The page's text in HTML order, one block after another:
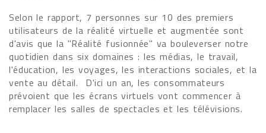
Selon le rapport, 7 personnes sur 10 des premiers
utilisateurs de la réalité virtuelle et augmentée sont
d'avis que la "Réalité fusionnée" va bouleverser notre
quotidien dans six domaines : les médias, le travail,
l'éducation, les voyages, les interactions sociales, et la
vente au détail. D'ici un an, les consommateurs
prévoient que les écrans virtuels vont commencer à
remplacer les salles de spectacles et les télévisions.